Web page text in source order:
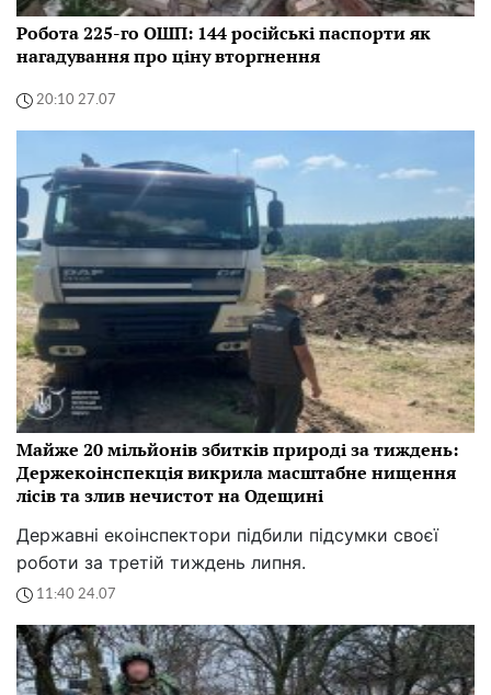
Робота 225-го ОШП: 144 російські паспорти як
нагадування про ціну вторгнення
20:10 27.07
Майже 20 мільйонів збитків природі за тиждень:
Держекоінспекція викрила масштабне нищення
лісів та злив нечистот на Одещині
Державні екоінспектори підбили підсумки своєї
роботи за третій тиждень липня.
11:40 24.07